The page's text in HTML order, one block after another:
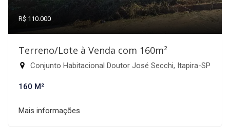
R$ 110.000
Terreno/Lote à Venda com 160m²
Conjunto Habitacional Doutor José Secchi, Itapira-SP
160 M²
Mais informações